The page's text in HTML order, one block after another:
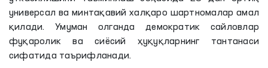
универсал ва минтақавий халқаро шартномалар амал
қилади. Умуман олганда демократик сайловлар
фуқаролик ва сиёсий ҳуқуқларнинг тантанаси
сифатида таърифланади.